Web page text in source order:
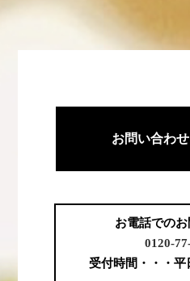
お問い合わ
お電話での
0120-
受付時間・・・平